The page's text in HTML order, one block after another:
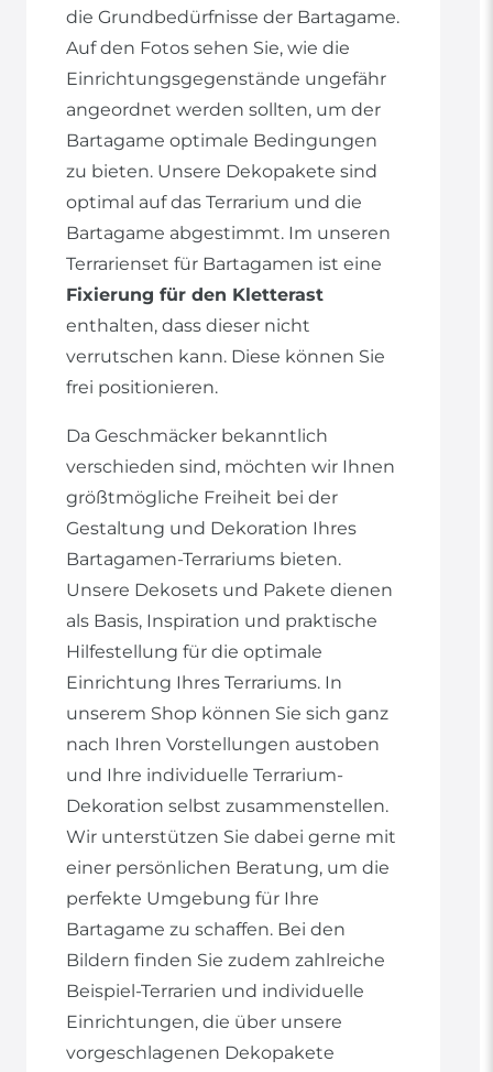
die Grundbedürfnisse der Bartagame.
Auf den Fotos sehen Sie, wie die
Einrichtungsgegenstände ungefähr
angeordnet werden sollten, um der
Bartagame optimale Bedingungen
zu bieten. Unsere Dekopakete sind
optimal auf das Terrarium und die
Bartagame abgestimmt. Im unseren
Terrarienset für Bartagamen ist eine
Fixierung für den Kletterast
enthalten, dass dieser nicht
verrutschen kann. Diese können Sie
frei positionieren.
Da Geschmäcker bekanntlich
verschieden sind, möchten wir Ihnen
größtmögliche Freiheit bei der
Gestaltung und Dekoration Ihres
Bartagamen-Terrariums bieten.
Unsere Dekosets und Pakete dienen
als Basis, Inspiration und praktische
Hilfestellung für die optimale
Einrichtung Ihres Terrariums. In
unserem Shop können Sie sich ganz
nach Ihren Vorstellungen austoben
und Ihre individuelle Terrarium-
Dekoration selbst zusammenstellen.
Wir unterstützen Sie dabei gerne mit
einer persönlichen Beratung, um die
perfekte Umgebung für Ihre
Bartagame zu schaffen. Bei den
Bildern finden Sie zudem zahlreiche
Beispiel-Terrarien und individuelle
Einrichtungen, die über unsere
vorgeschlagenen Dekopakete